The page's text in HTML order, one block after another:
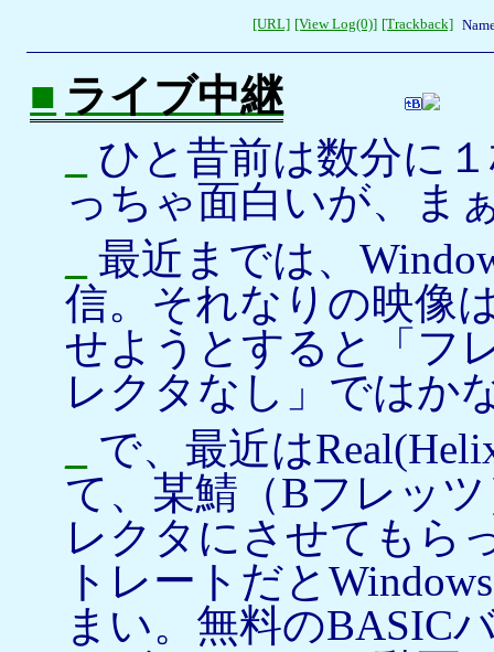
[URL] [View Log(0)] [Trackback]
■ ライブ中継
ひと昔前は数分に
っちゃ面白いが、ま
最近までは、
信。それなりの映像
せようとすると「フ
レクタなし」ではか
で、最近は
て、某鯖（Bフレッ
レクタにさせてもら
トレートだと
まい。無料のBASIC